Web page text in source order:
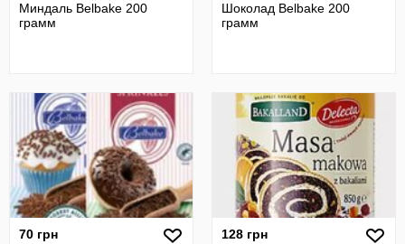
Миндаль Belbake 200
грамм
Шоколад Belbake 200
грамм
70 грн
128 грн